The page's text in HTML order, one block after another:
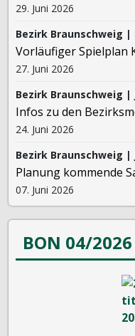
29. Juni 2026
Bezirk Braunschweig |
Vorläufiger Spielplan
27. Juni 2026
Bezirk Braunschweig |
Infos zu den
24. Juni 2026
Bezirk Braunschweig |
Planung kommende
07. Juni 2026
BON 04/2026